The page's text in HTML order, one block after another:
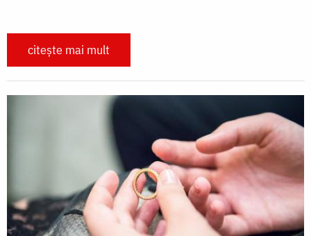
citește mai mult